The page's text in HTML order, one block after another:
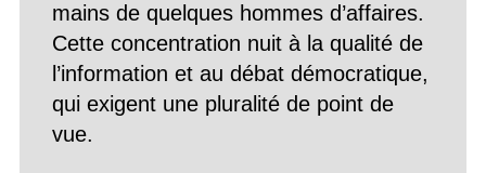
mains de quelques hommes d’affaires.
Cette concentration nuit à la qualité de
l’information et au débat démocratique,
qui exigent une pluralité de point de
vue.